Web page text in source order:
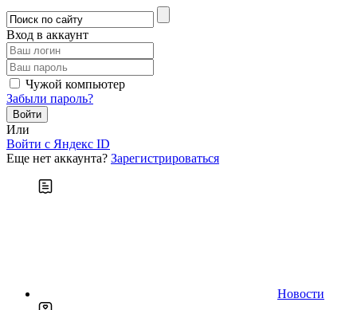
Вход в аккаунт
Чужой компьютер
Забыли пароль?
Или
Войти c Яндекс ID
Еще нет аккаунта? Зарегистрироваться
Новости